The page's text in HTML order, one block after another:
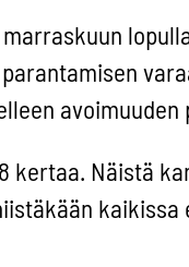
avoimuuden
kertaa. Näistä
kaikissa